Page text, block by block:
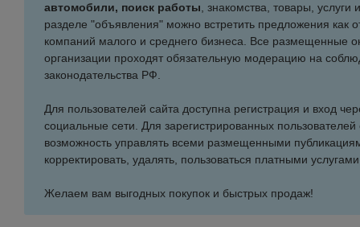
автомобили, поиск работы , знакомства, товары,
разделе "объявления" можно встретить предложения как
компаний малого и среднего бизнеса. Все размещенные
организации проходят обязательную модерацию на
законодательства РФ.
Для пользователей сайта доступна регистрация и вход
социальные сети. Для зарегистрированных пользователей
возможность управлять всеми размещенными
корректировать, удалять, пользоваться платными
Желаем вам выгодных покупок и быстрых продаж!